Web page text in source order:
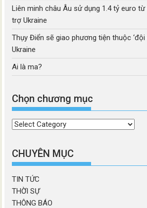
Liên minh châu Âu sử dụng 1.4 tỷ euro
trợ Ukraine
Thụy Điển sẽ giao phương tiện thuộc ‘đội
Ukraine
Ai là ma?
Chọn chương mục
Chọn
mục
CHUYÊN MỤC
TIN TỨC
THỜI SỰ
THÔNG BÁO